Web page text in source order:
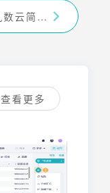
盘点如何制作组合图，九数云简单几步实现多图合成
查看更多